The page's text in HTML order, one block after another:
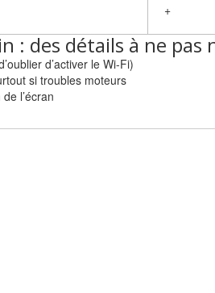
+
: des détails à ne pas
d’activer le Wi-Fi)
si troubles moteurs
l’écran